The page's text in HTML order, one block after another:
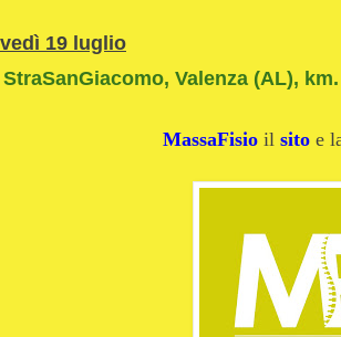
19 luglio
StraSanGiacomo, Valenza (AL), km.
MassaFisio il sito e